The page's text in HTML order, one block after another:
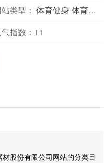
类型： 体育健身 体育综合
气指数： 11
股份有限公司网站的分类目